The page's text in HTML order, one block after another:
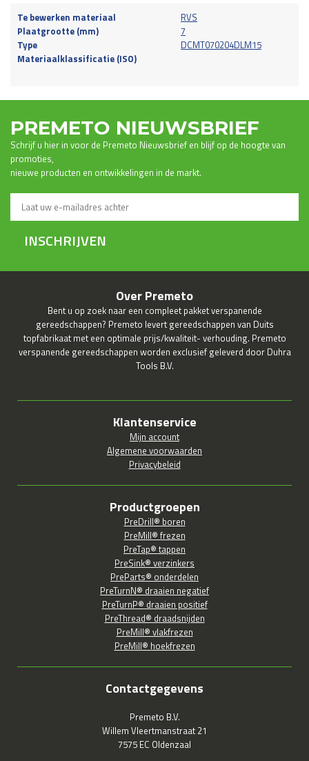
Te bewerken materiaal
RVS
Plaatgrootte (mm)
7
Type
DCMT070204DLM15
Materiaalklassificatie (ISO)
PREMETO NIEUWSBRIEF
Schrijf u hier in voor de Premeto Nieuwsbrief en blijf op de hoogte van
promoties,
nieuwe producten en ontwikkelingen in de markt.
INSCHRIJVEN
Over Premeto
Bent u op zoek naar een compleet pakket verspanende
gereedschappen? Premeto levert gereedschappen van Duits
topfabrikaat met een optimale prijs/kwaliteit- verhouding. Premeto
verspanende gereedschappen worden exclusief geleverd door Duhra
Tools B.V.
Klantenservice
Mijn account
Algemene voorwaarden
Privacybeleid
Productgroepen
PreDrill® boren
PreMill® frezen
PreTap® tappen
PreSink® verzinkers
PreParts® onderdelen
PreTurnN® draaien negatief
PreTurnP® draaien positief
PreThread® draadsnijden
PreMill® vlakfrezen
PreMill® hoekfrezen
Contactgegevens
Premeto B.V.
Willem Vleertmanstraat 21
7575 EC Oldenzaal